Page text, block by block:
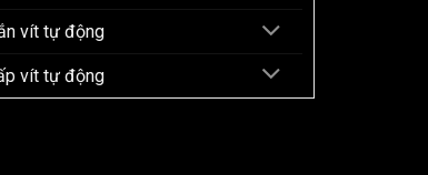
vít tự động
vít tự động